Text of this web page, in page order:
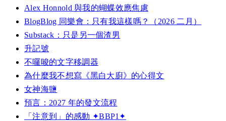
Alex Honnold 與我的蝴蝶效應焦慮
BlogBlog 同樂會：只有我這樣嗎？（2026 二月）
Substack：只是另一個渣男
升記號
不囉唆的文字移調器
為什麼我不想寫《黑白大廚》的心得文
女神海鹽
預言：2027 年的發文流程
「注意到」的感動 ✦BBP1✦